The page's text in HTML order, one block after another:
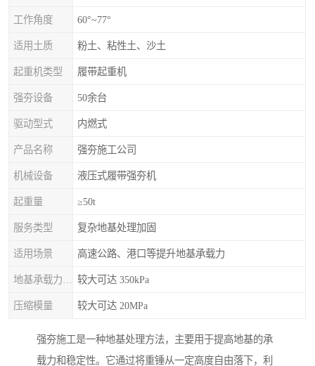
工作角度 60°~77°
适用土质 粉土、粘性土、沙土
起重机类型 履带起重机
强夯设备 50余台
驱动型式 内燃式
产品名称 强夯施工公司
机械设备 液压式履带强夯机
起重量 ≥50t
服务类型 复杂地基处理加固
适用场景 高速公路、港口等提升地基承载力
较大可达 350kPa
压缩模量 较大可达 20MPa
强夯施工是一种地基处理方法，主要用于提高地基的承
载力和稳定性。它通过将重锤从一定高度自由落下，利